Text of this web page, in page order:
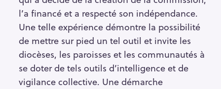
l’a financé et a respecté son indépendance.
Une telle expérience démontre la possibilité
de mettre sur pied un tel outil et invite les
diocèses, les paroisses et les communautés à
se doter de tels outils d’intelligence et de
vigilance collective. Une démarche